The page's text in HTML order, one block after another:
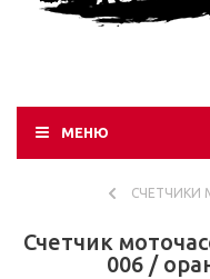
МЕНЮ
СЧЕТЧИКИ
Счетчик
006 /